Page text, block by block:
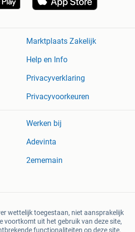
Marktplaats Zakelijk
Help en Info
Privacyverklaring
Privacyvoorkeuren
Werken bij
Adevinta
2ememain
wettelijk toegestaan, niet aansprakelijk
voortkomt uit het gebruik van deze site,
functionaliteiten op deze site.